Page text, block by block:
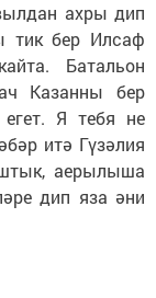
ахры дип
тик бер Илсаф
Батальон
Казанны бер
Я тебя не
итә Гүзәлия
аерылыша
дип яза әни